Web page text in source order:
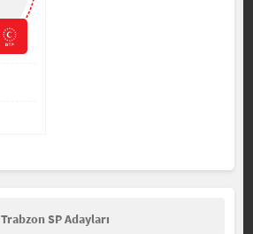
Trabzon SP Adayları